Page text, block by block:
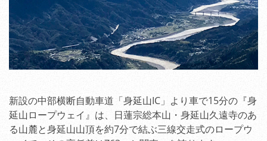
新設の中部横断自動車道「身延山IC」より車で15分の『身
延山ロープウェイ』は、日蓮宗総本山・身延山久遠寺のあ
る山麓と身延山山頂を約7分で結ぶ三線交走式のロープウ